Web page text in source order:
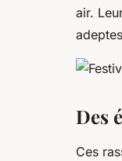
air.
Des
Ces